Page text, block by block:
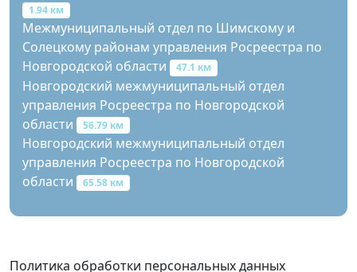
1.94 км
Межмуниципальный отдел по Шимскому и
Солецкому районам управления Росреестра по
Новгородской области
47.1 км
Новгородский межмуниципальный отдел
управления Росреестра по Новгородской
области
56.79 км
Новгородский межмуниципальный отдел
управления Росреестра по Новгородской
области
65.58 км
Политика обработки персональных данных